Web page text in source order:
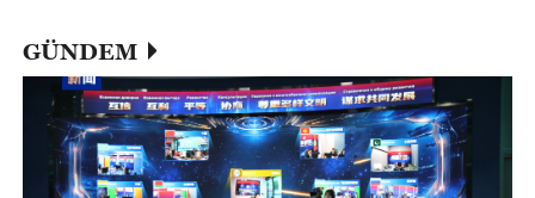
GÜNDEM